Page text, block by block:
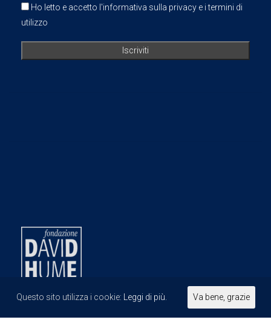
Ho letto e accetto l'informativa sulla privacy e i termini di
utilizzo
Questo sito utilizza i cookie: Leggi di più. Va bene, grazie